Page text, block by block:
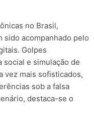
no Brasil,
sido acompanhado pelo
Golpes
e simulação de
vez mais sofisticados,
sob a falsa
destaca-se o